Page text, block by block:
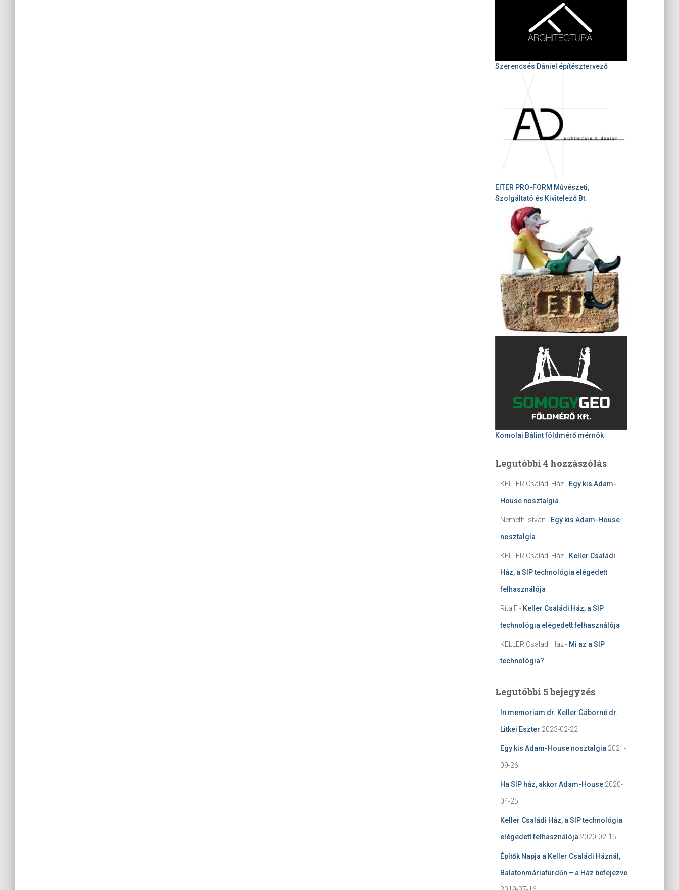
Szerencsés Dániel építésztervező
EITER PRO-FORM Művészeti,
Szolgáltató és Kivitelező Bt.
Komolai Bálint földmérő mérnök
Legutóbbi 4 hozzászólás
KELLER Családi Ház- Egy kis Adam-
House nosztalgia
Nemeth István - Egy kis Adam-House
nosztalgia
KELLER Családi Ház- Keller Családi
Ház, a SIP technológia elégedett
felhasználója
Rita F- Keller Családi Ház, a SIP
technológia elégedett felhasználója
KELLER Családi Ház- Mi az a SIP
technológia?
Legutóbbi 5 bejegyzés
In memoriam dr. Keller Gáborné dr.
Litkei Eszter 2023-02-22
Egy kis Adam-House nosztalgia 2021-
09-26
Ha SIP ház, akkor Adam-House 2020-
04-25
Keller Családi Ház, a SIP technológia
elégedett felhasználója 2020-02-15
Építők Napja a Keller Családi Háznál,
Balatonmáriafürdőn – a Ház befejezve